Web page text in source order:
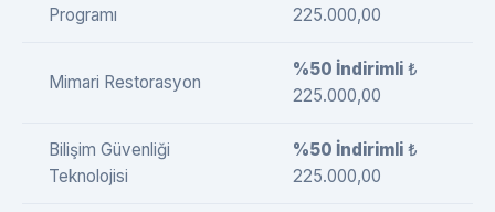
Programı
225.000,00
Mimari Restorasyon
%50 İndirimli ₺
225.000,00
Bilişim Güvenliği
Teknolojisi
%50 İndirimli ₺
225.000,00